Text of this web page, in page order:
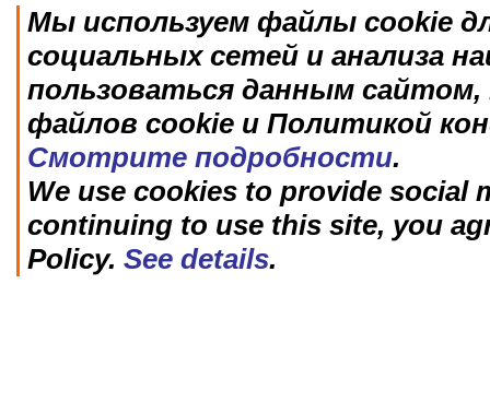
Мы используем файлы cookie
социальных сетей и анализа
пользоваться данным
файлов cookie и Политикой
Смотрите подробности.
We use cookies to provide social
continuing to use this site, you
Policy. See details.